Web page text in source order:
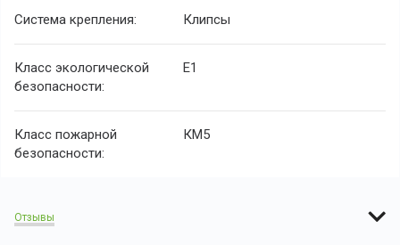
Система крепления: Клипсы
Класс экологической
безопасности:
E1
Класс пожарной
безопасности:
КМ5
Отзывы